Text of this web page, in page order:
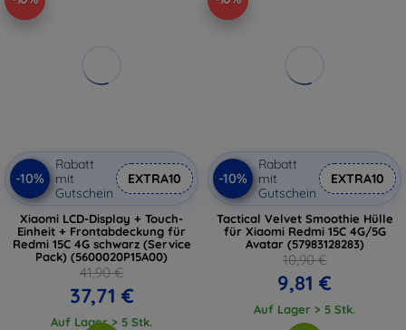
-10%
Rabatt
mit
Gutschein
EXTRA10
Xiaomi LCD-Display + Touch-
Einheit + Frontabdeckung für
Redmi 15C 4G schwarz (Service
Pack) (5600020P15A00)
41,90 €
37,71 €
Auf Lager > 5 Stk.
-10%
Rabatt
mit
Gutschein
EXTRA10
Tactical Velvet Smoothie Hülle
für Xiaomi Redmi 15C 4G/5G
Avatar (57983128283)
10,90 €
9,81 €
Auf Lager > 5 Stk.